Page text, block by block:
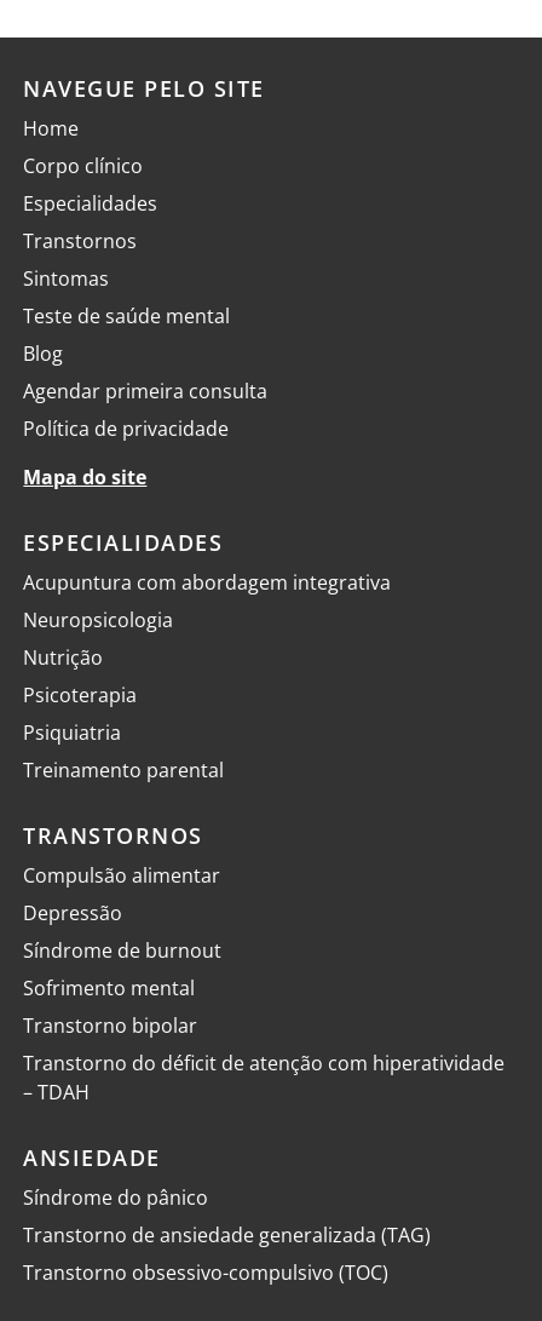
NAVEGUE PELO SITE
Home
Corpo clínico
Especialidades
Transtornos
Sintomas
Teste de saúde mental
Blog
Agendar primeira consulta
Política de privacidade
Mapa do site
ESPECIALIDADES
Acupuntura com abordagem integrativa
Neuropsicologia
Nutrição
Psicoterapia
Psiquiatria
Treinamento parental
TRANSTORNOS
Compulsão alimentar
Depressão
Síndrome de burnout
Sofrimento mental
Transtorno bipolar
Transtorno do déficit de atenção com hiperatividade
– TDAH
ANSIEDADE
Síndrome do pânico
Transtorno de ansiedade generalizada (TAG)
Transtorno obsessivo-compulsivo (TOC)